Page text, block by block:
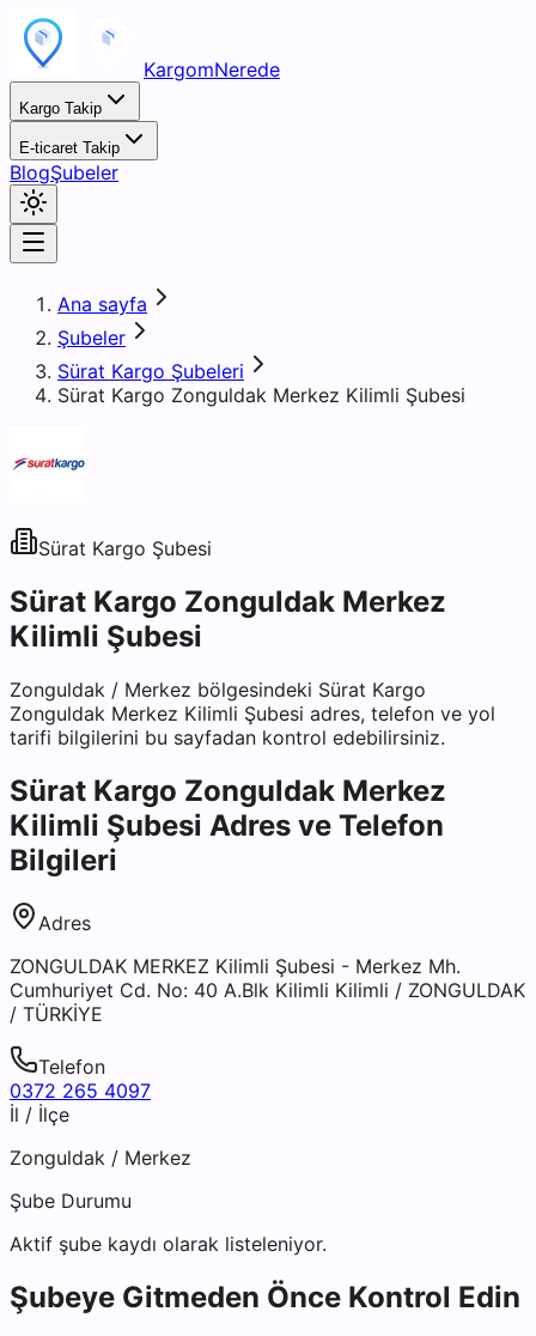
KargomNerede
Kargo Takip
E-ticaret Takip
BlogŞubeler
Ana sayfa
Şubeler
Sürat Kargo Şubeleri
Sürat Kargo Zonguldak Merkez Kilimli Şubesi
Sürat Kargo Şubesi
Sürat Kargo Zonguldak Merkez
Kilimli Şubesi
Zonguldak / Merkez bölgesindeki Sürat Kargo
Zonguldak Merkez Kilimli Şubesi adres, telefon ve yol
tarifi bilgilerini bu sayfadan kontrol edebilirsiniz.
Sürat Kargo Zonguldak Merkez
Kilimli Şubesi Adres ve Telefon
Bilgileri
Adres
ZONGULDAK MERKEZ Kilimli Şubesi - Merkez Mh.
Cumhuriyet Cd. No: 40 A.Blk Kilimli Kilimli / ZONGULDAK
/ TÜRKİYE
Telefon
0372 265 4097
İl / İlçe
Zonguldak / Merkez
Şube Durumu
Aktif şube kaydı olarak listeleniyor.
Şubeye Gitmeden Önce Kontrol Edin